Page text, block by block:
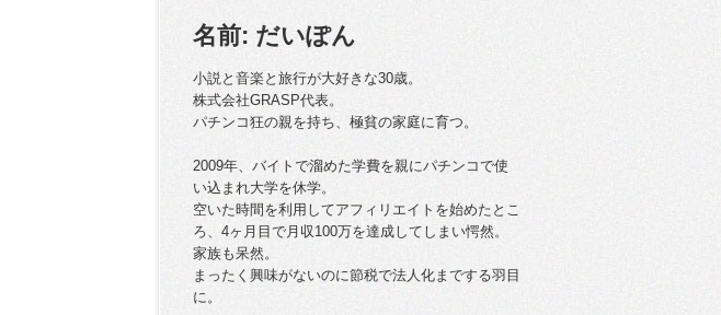
名前: だいぽん
小説と音楽と旅行が大好きな30歳。
株式会社GRASP代表。
パチンコ狂の親を持ち、極貧の家庭に育つ。
2009年、バイトで溜めた学費を親にパチンコで使
い込まれ大学を休学。
空いた時間を利用してアフィリエイトを始めたとこ
ろ、4ヶ月目で月収100万を達成してしまい愕然。
家族も呆然。
まったく興味がないのに節税で法人化までする羽目
に。